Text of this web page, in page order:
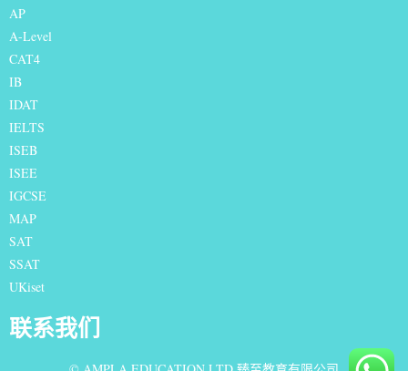
AP
A-Level
CAT4
IB
IDAT
IELTS
ISEB
ISEE
IGCSE
MAP
SAT
SSAT
UKiset
联系我们